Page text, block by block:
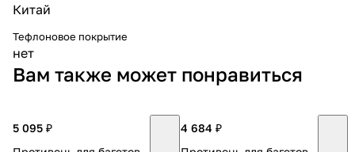
Китай
Тефлоновое покрытие
нет
Вам также может понравиться
5 095 ₽
4 684 ₽